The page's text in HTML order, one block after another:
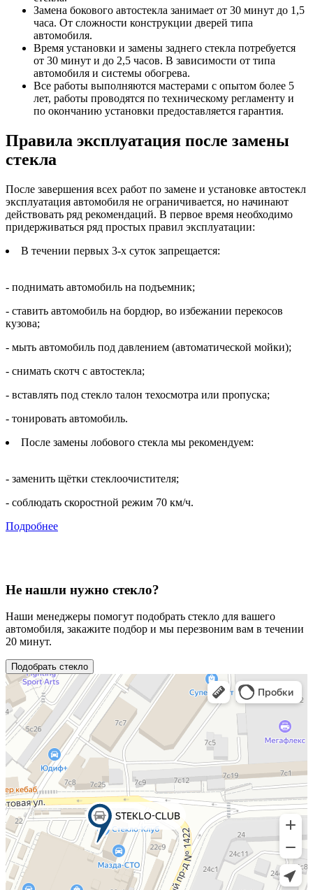
Замена бокового автостекла занимает от 30 минут до 1,5
часа. От сложности конструкции дверей типа
автомобиля.
Время установки и замены заднего стекла потребуется
от 30 минут и до 2,5 часов. В зависимости от типа
автомобиля и системы обогрева.
Все работы выполняются мастерами с опытом более 5
лет, работы проводятся по техническому регламенту и
по окончанию установки предоставляется гарантия.
Правила эксплуатация после замены
стекла
После завершения всех работ по замене и установке автостекл
эксплуатация автомобиля не ограничивается, но начинают
действовать ряд рекомендаций. В первое время необходимо
придерживаться ряд простых правил эксплуатации:
В течении первых 3-х суток запрещается:
- поднимать автомобиль на подъемник;
- ставить автомобиль на бордюр, во избежании перекосов
кузова;
- мыть автомобиль под давлением (автоматической мойки);
- снимать скотч с автостекла;
- вставлять под стекло талон техосмотра или пропуска;
- тонировать автомобиль.
После замены лобового стекла мы рекомендуем:
- заменить щётки стеклоочистителя;
- соблюдать скоростной режим 70 км/ч.
Подробнее
Не нашли нужно стекло?
Наши менеджеры помогут подобрать стекло для вашего
автомобиля, закажите подбор и мы перезвоним вам в течении
20 минут.
Подобрать стекло